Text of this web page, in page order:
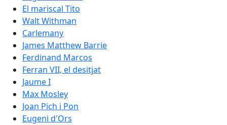
El mariscal Tito
Walt Withman
Carlemany
James Matthew Barrie
Ferdinand Marcos
Ferran VII, el desitjat
Jaume I
Max Mosley
Joan Pich i Pon
Eugeni d'Ors